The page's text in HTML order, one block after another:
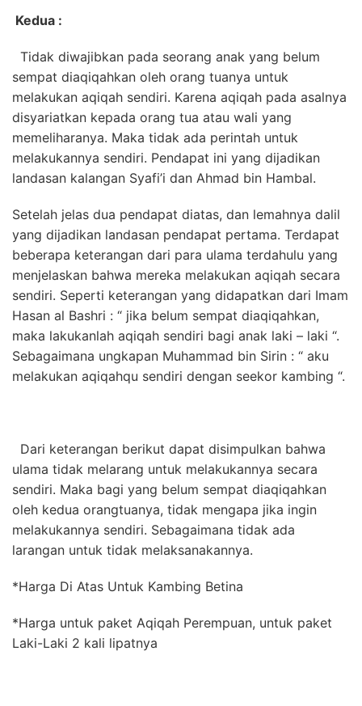
Kedua :
Tidak diwajibkan pada seorang anak yang belum
sempat diaqiqahkan oleh orang tuanya untuk
melakukan aqiqah sendiri. Karena aqiqah pada asalnya
disyariatkan kepada orang tua atau wali yang
memeliharanya. Maka tidak ada perintah untuk
melakukannya sendiri. Pendapat ini yang dijadikan
landasan kalangan Syafi’i dan Ahmad bin Hambal.
Setelah jelas dua pendapat diatas, dan lemahnya dalil
yang dijadikan landasan pendapat pertama. Terdapat
beberapa keterangan dari para ulama terdahulu yang
menjelaskan bahwa mereka melakukan aqiqah secara
sendiri. Seperti keterangan yang didapatkan dari Imam
Hasan al Bashri : “ jika belum sempat diaqiqahkan,
maka lakukanlah aqiqah sendiri bagi anak laki – laki “.
Sebagaimana ungkapan Muhammad bin Sirin : “ aku
melakukan aqiqahqu sendiri dengan seekor kambing “.
Dari keterangan berikut dapat disimpulkan bahwa
ulama tidak melarang untuk melakukannya secara
sendiri. Maka bagi yang belum sempat diaqiqahkan
oleh kedua orangtuanya, tidak mengapa jika ingin
melakukannya sendiri. Sebagaimana tidak ada
larangan untuk tidak melaksanakannya.
*Harga Di Atas Untuk Kambing Betina
*Harga untuk paket Aqiqah Perempuan, untuk paket
Laki-Laki 2 kali lipatnya